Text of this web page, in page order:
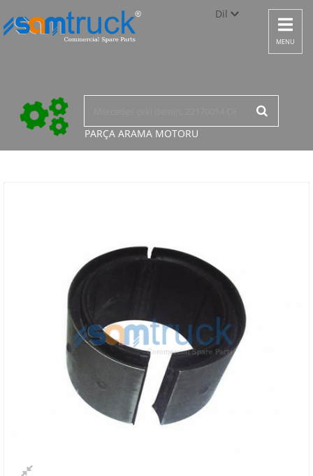
Dil
Türkçe
English
Toggle
MENU
PARÇA ARAMA MOTORU